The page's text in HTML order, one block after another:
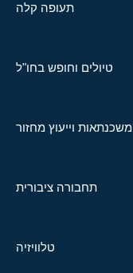
תעופה קלה
טיולים וחופש בחו"ל
משכנתאות וייעוץ מחזור
תחבורה ציבורית
טלוויזיה